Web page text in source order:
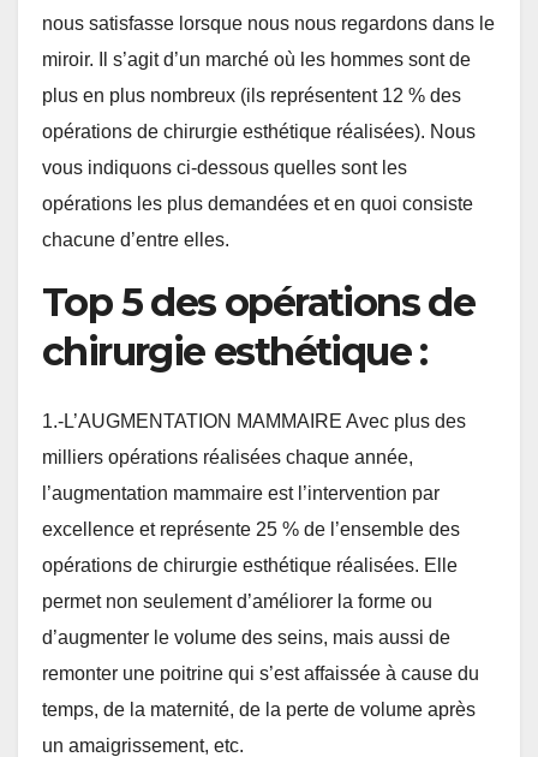
nous satisfasse lorsque nous nous regardons dans le
miroir. Il s’agit d’un marché où les hommes sont de
plus en plus nombreux (ils représentent 12 % des
opérations de chirurgie esthétique réalisées). Nous
vous indiquons ci-dessous quelles sont les
opérations les plus demandées et en quoi consiste
chacune d’entre elles.
Top 5 des opérations de
chirurgie esthétique :
1.-L’AUGMENTATION MAMMAIRE Avec plus des
milliers opérations réalisées chaque année,
l’augmentation mammaire est l’intervention par
excellence et représente 25 % de l’ensemble des
opérations de chirurgie esthétique réalisées. Elle
permet non seulement d’améliorer la forme ou
d’augmenter le volume des seins, mais aussi de
remonter une poitrine qui s’est affaissée à cause du
temps, de la maternité, de la perte de volume après
un amaigrissement, etc.